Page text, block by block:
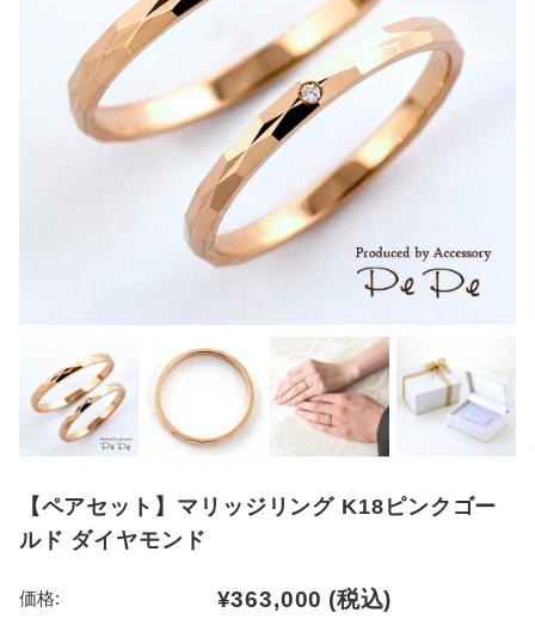
【ペアセット】マリッジリング K18ピンクゴー
ルド ダイヤモンド
価格: ¥363,000 (税込)